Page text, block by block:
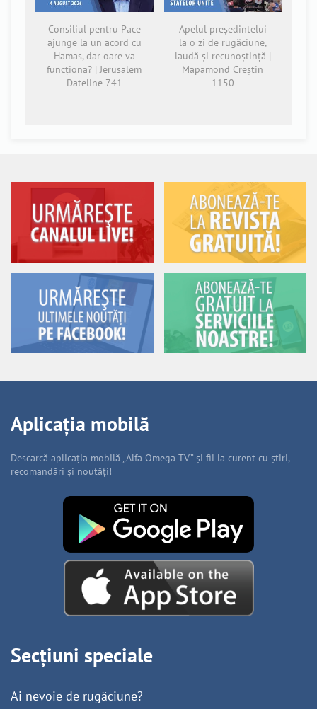
Consiliul pentru Pace
ajunge la un acord cu
Hamas, dar oare va
funcționa? | Jerusalem
Dateline 741
Apelul președintelui
la o zi de rugăciune,
laudă și recunoștință |
Mapamond Creștin
1150
Aplicația mobilă
Descarcă aplicația mobilă „Alfa Omega TV” și fii la curent cu știri,
recomandări și noutăți!
Secțiuni speciale
Ai nevoie de rugăciune?